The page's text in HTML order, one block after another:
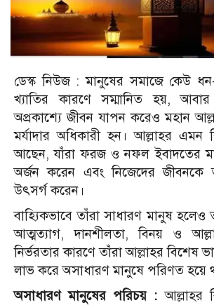
ডেস্ক নিউজ : মানুষের সমাজে কেউ
খ্যাতির কারণে সম্মানিত হয়,
অপ্রকাশ্যে জীবন যাপন করেও মহান
মর্যাদার অধিকারী হন। আল্লাহর এমন
আছেন, যাঁরা ফরজ ও নফল ইবাদতের
অর্জন করেন এবং নিজেদের জীবনকে
উৎসর্গ করেন।
বাহ্যিকভাবে তাঁরা সাধারণ মানুষ হলেও
আত্মত্যাগ, দানশীলতা, বিনয় ও
নির্ভরতার কারণে তাঁরা আল্লাহর বিশেষ
লাভ করে অসাধারণ মানুষে পরিণত হয়ে
অসাধারণ মানুষের পরিচয় :আল্লাহর